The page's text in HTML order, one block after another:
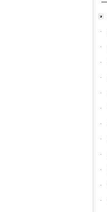
·
·
·
·
·
·
·
·
·
·
·
·